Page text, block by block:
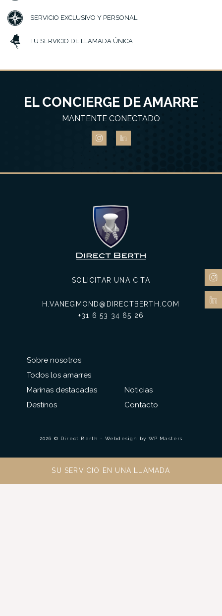
SERVICIO EXCLUSIVO Y PERSONAL
TU SERVICIO DE LLAMADA ÚNICA
EL CONCIERGE DE AMARRE
MANTENTE CONECTADO
Sobre nosotros
Todos los amarres
Marinas destacadas
Destinos
SOLICITAR UNA CITA
H.VANEGMOND@DIRECTBERTH.COM
+31 6 53 34 65 26
Noticias
Contacto
2026 © Direct Berth - Webdesign by WP Masters
SU SERVICIO EN UNA LLAMADA